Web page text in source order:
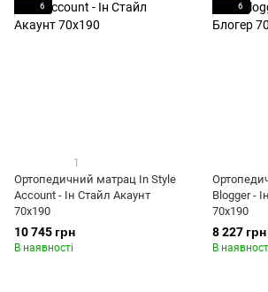
6
1
Ортопедичний матрац In Style
Account - Ін Стайл Акаунт
70x190
10 745 грн
В наявності
6
Blogger -
70x190
8 227 грн
В